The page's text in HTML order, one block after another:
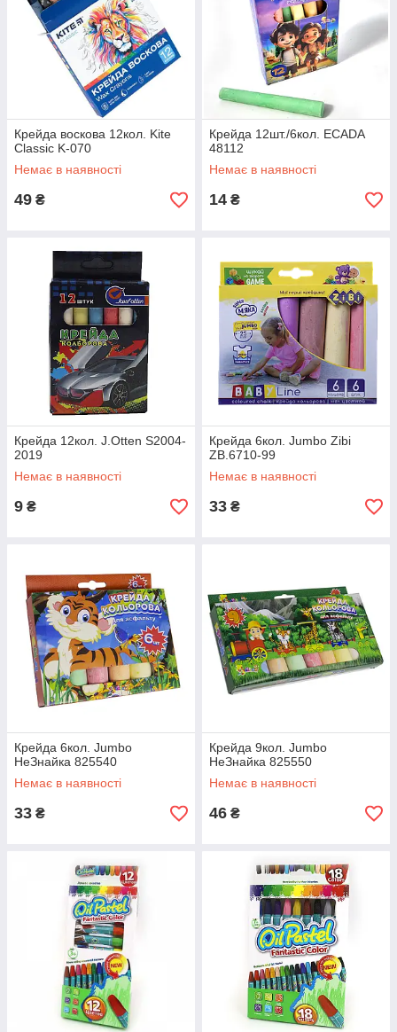
Крейда воскова 12кол. Kite
Classic K-070
Немає в наявності
49 ₴
Крейда 12шт./6кол. ECADA
48112
Немає в наявності
14 ₴
Крейда 12кол. J.Otten S2004-
2019
Немає в наявності
9 ₴
Крейда 6кол. Jumbo Zibi
ZB.6710-99
Немає в наявності
33 ₴
Крейда 6кол. Jumbo
НеЗнайка 825540
Немає в наявності
33 ₴
Крейда 9кол. Jumbo
НеЗнайка 825550
Немає в наявності
46 ₴